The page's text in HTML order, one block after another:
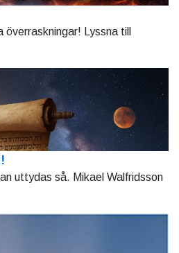
Lyssna till
uttydas så. Mikael Walfridsson